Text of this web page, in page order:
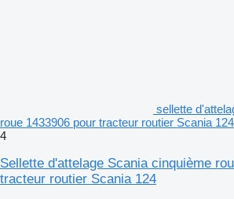
sellette
roue 1433906 pour tracteur routier Scania 124
4
Sellette d'attelage Scania cinquième
tracteur routier Scania 124